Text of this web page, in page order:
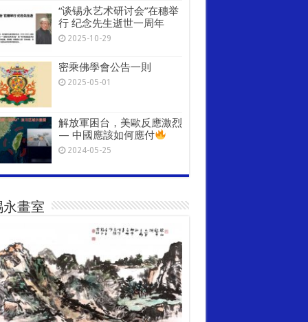
“谈锡永艺术研讨会”在穗举
行 纪念先生逝世一周年
2025-10-29
密乘佛學會公告一則
2025-05-01
解放軍困台，美歐反應激烈
— 中國應該如何應付
2024-05-25
永畫室